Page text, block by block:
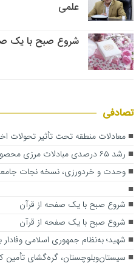
علمی
شروع صبح با یک
تصادفی
معادلات منطقه تحت تأثیر تحولات
رشد ۶۵ درصدی مبادلات مرزی محصولات کشاورزی
وحدت و خردورزی، نسخه نجات
شروع صبح با یک صفحه از قرآن
شروع صبح با یک صفحه از قرآن
شهید؛ به‌نظام جمهوری اسلامی وفادار
سیستان‌وبلوچستان، گره‌گشای تأمین